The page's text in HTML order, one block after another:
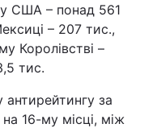
США – понад 561
– 207 тис.,
Королівстві –
тис.
антирейтингу за
16-му місці, між